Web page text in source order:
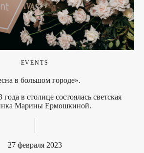
EVENTS
в большом городе».
года в столице состоялась светская
Марины Ермошкиной.
27 февраля 2023